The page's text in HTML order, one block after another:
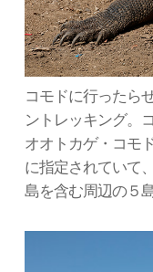
コモドに行ったら
ントレッキング。
オオトカゲ・コモ
に指定されていて
島を含む周辺の５